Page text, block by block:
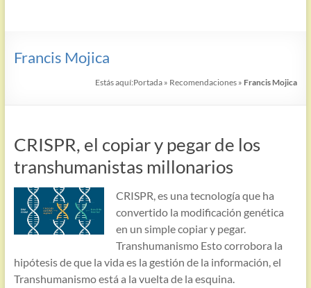
Francis Mojica
Estás aquí:Portada » Recomendaciones » Francis Mojica
CRISPR, el copiar y pegar de los
transhumanistas millonarios
CRISPR, es una tecnología que ha
convertido la modificación genética
en un simple copiar y pegar.
Transhumanismo Esto corrobora la
hipótesis de que la vida es la gestión de la información, el
Transhumanismo está a la vuelta de la esquina.